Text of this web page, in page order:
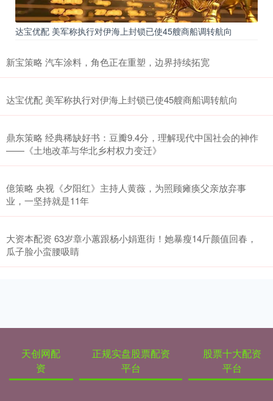
达宝优配 美军称执行对伊海上封锁已使45艘商船调转航向
新宝策略 汽车涂料，角色正在重塑，边界持续拓宽
达宝优配 美军称执行对伊海上封锁已使45艘商船调转航向
鼎东策略 经典稀缺好书：豆瓣9.4分，理解现代中国社会的神作
——《土地改革与华北乡村权力变迁》
億策略 央视《夕阳红》主持人黄薇，为照顾瘫痪父亲放弃事
业，一坚持就是11年
大资本配资 63岁章小蕙跟杨小娟逛街！她暴瘦14斤颜值回春，
瓜子脸小蛮腰吸睛
天创网配
资
正规实盘股票配资
平台
股票十大配资
平台